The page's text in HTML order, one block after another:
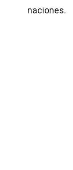
naciones.